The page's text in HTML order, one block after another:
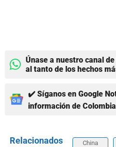
Únase a nuestro canal
al tanto de los hechos
✔️ Síganos en Google
información de
Relacionados China